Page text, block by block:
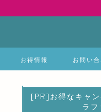
お得情報 お問い
[PR]お得なキャ
ラフ